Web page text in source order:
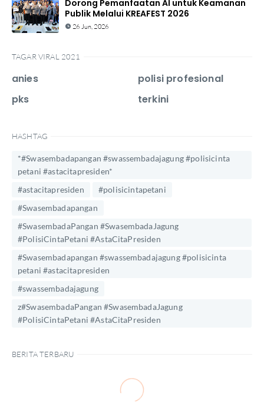
Dorong Pemanfaatan AI untuk Keamanan
Publik Melalui KREAFEST 2026
26 Jun, 2026
TAGAR VIRAL 2021
anies
pks
polisi profesional
terkini
HASHTAG
*#Swasembadapangan #swassembadajagung #polisicinta
petani #astacitapresiden*
#astacitapresiden
#polisicintapetani
#Swasembadapangan
#SwasembadaPangan #SwasembadaJagung
#PolisiCintaPetani #AstaCitaPresiden
#Swasembadapangan #swassembadajagung #polisicinta
petani #astacitapresiden
#swassembadajagung
z#SwasembadaPangan #SwasembadaJagung
#PolisiCintaPetani #AstaCitaPresiden
BERITA TERBARU